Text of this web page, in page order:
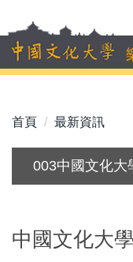
到
主
要
區
首頁 最新資訊
003中國文化大
中國文化大